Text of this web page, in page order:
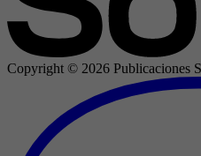
Copyright © 2026 Publicaciones